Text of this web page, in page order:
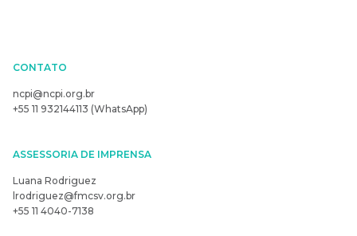
CONTATO
ncpi@ncpi.org.br
+55 11 932144113 (WhatsApp)
ASSESSORIA DE IMPRENSA
Luana Rodriguez
lrodriguez@fmcsv.org.br
+55 11 4040-7138